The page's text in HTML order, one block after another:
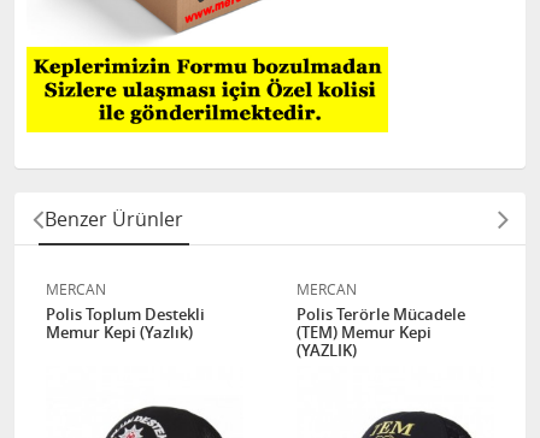
Benzer Ürünler
MERCAN
Polis Toplum Destekli
Memur Kepi (Yazlık)
MERCAN
Polis Terörle Mücadele
(TEM) Memur Kepi
(YAZLIK)